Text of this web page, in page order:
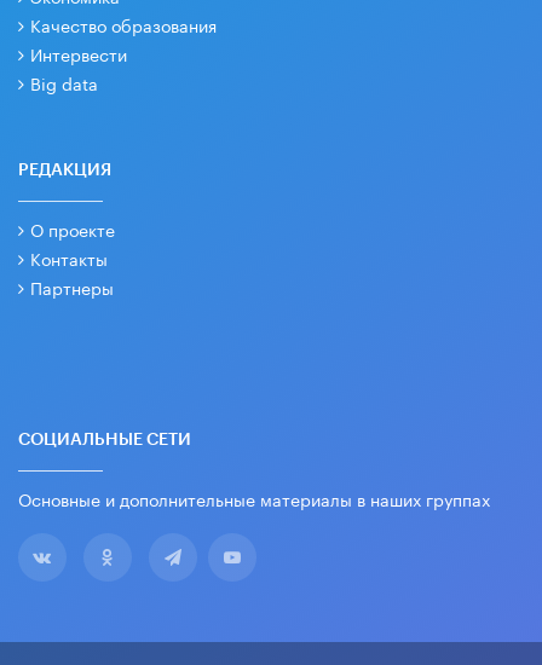
Качество образования
Интервести
Big data
РЕДАКЦИЯ
О проекте
Контакты
Партнеры
СОЦИАЛЬНЫЕ СЕТИ
Основные и дополнительные материалы в наших группах